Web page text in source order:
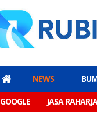
NEWS
GOOGLE JASA RAHARJA